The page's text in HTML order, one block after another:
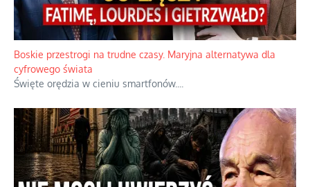
Boskie przestrogi na trudne czasy. Maryjna alternatywa dla
cyfrowego świata
Święte orędzia w cieniu smartfonów.